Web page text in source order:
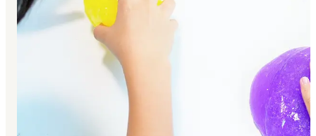
地域から探す